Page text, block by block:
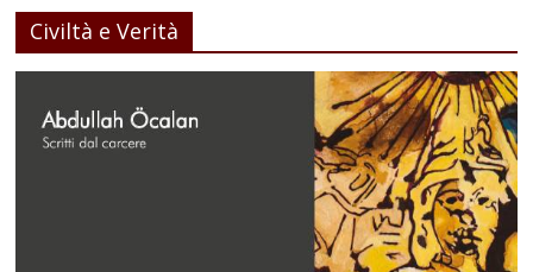
Civiltà e Verità